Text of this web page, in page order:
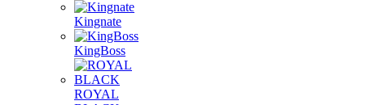
Kingnate
KingBoss
ROYAL